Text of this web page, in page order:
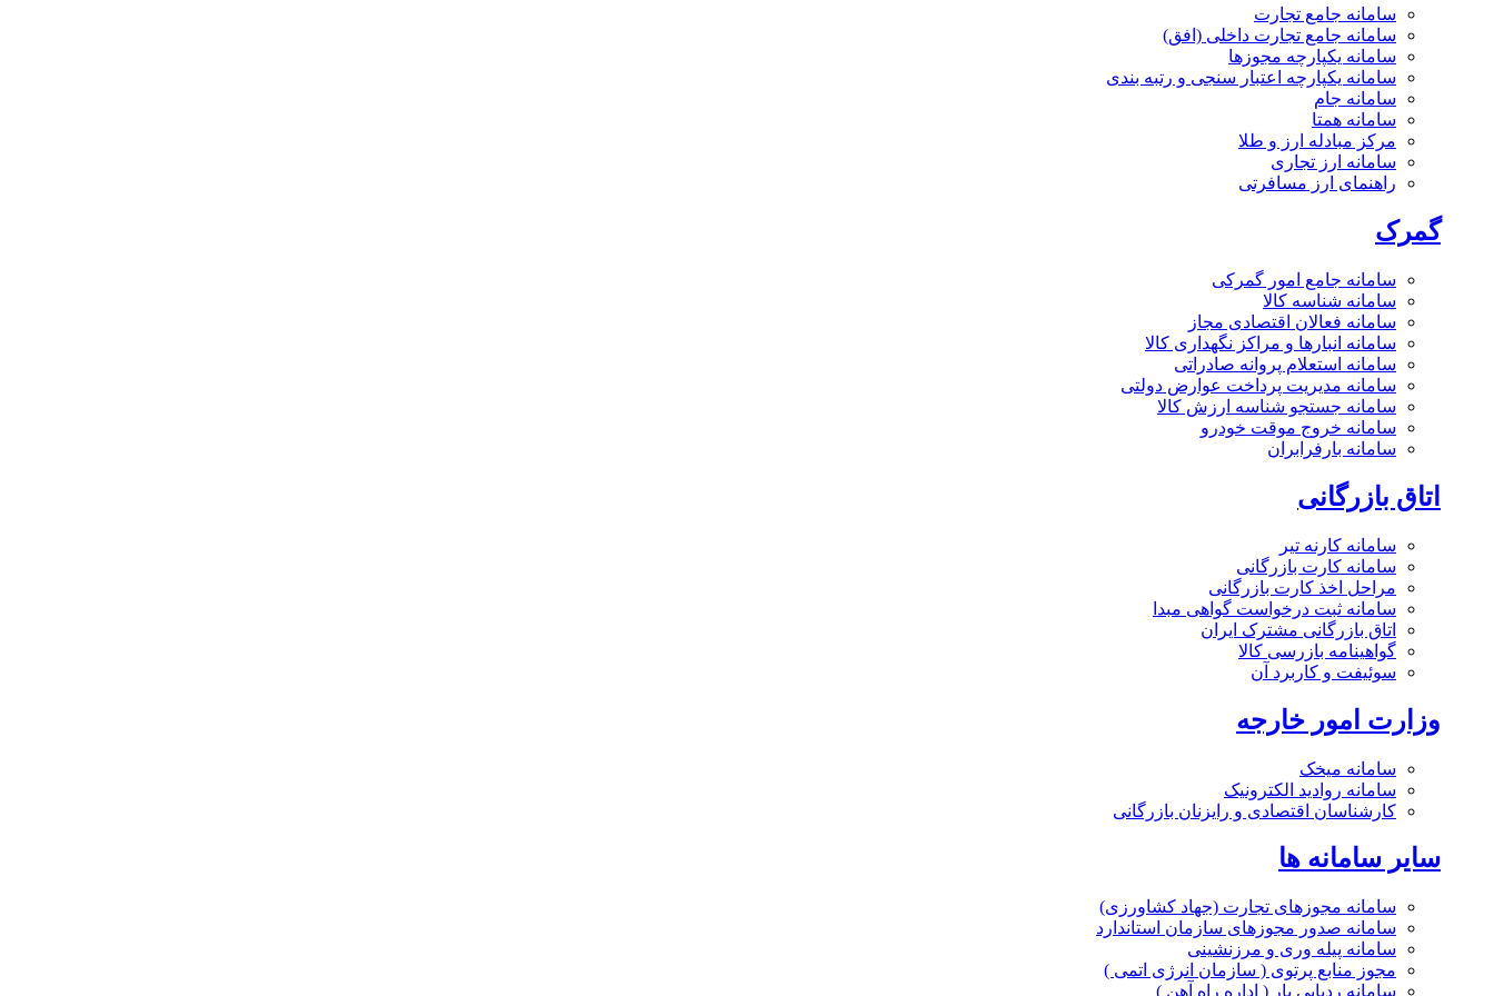
سامانه جامع تجارت
سامانه جامع تجارت داخلی (افق)
سامانه یکپارچه مجوزها
سامانه یکپارچه اعتبار سنجی و رتبه بندی
سامانه جام
سامانه همتا
مرکز مبادله ارز و طلا
سامانه ارز تجاری
راهنمای ارز مسافرتی
گمرک
سامانه جامع امور گمرکی
سامانه شناسه کالا
سامانه فعالان اقتصادی مجاز
سامانه انبارها و مراکز نگهداری کالا
سامانه استعلام پروانه صادراتی
سامانه مدیریت پرداخت عوارض دولتی
سامانه جستجو شناسه ارزش کالا
سامانه خروج موقت خودرو
سامانه بارفرابران
اتاق بازرگانی
سامانه کارنه تیر
سامانه کارت بازرگانی
مراحل اخذ کارت بازرگانی
سامانه ثبت درخواست گواهی مبدا
اتاق بازرگانی مشترک ایران
گواهینامه بازرسی کالا
سوئیفت و کاربرد آن
وزارت امور خارجه
سامانه میخک
سامانه روادید الکترونیک
کارشناسان اقتصادی و رایزنان بازرگانی
سایر سامانه ها
سامانه مجوزهای تجارت (جهاد کشاورزی)
سامانه صدور مجوزهای سازمان استاندارد
سامانه پیله وری و مرزنشینی
مجوز منابع پرتوی ( سازمان انرژی اتمی )
سامانه ردیابی بار ( اداره راه آهن )